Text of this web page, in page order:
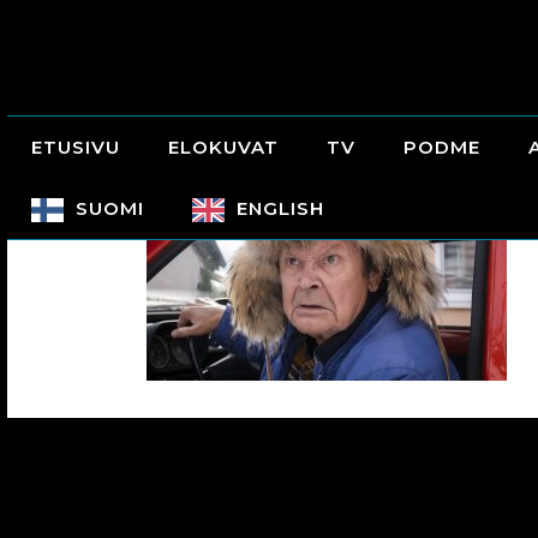
ETUSIVU ELOKUVAT TV PODME
SUOMI ENGLISH